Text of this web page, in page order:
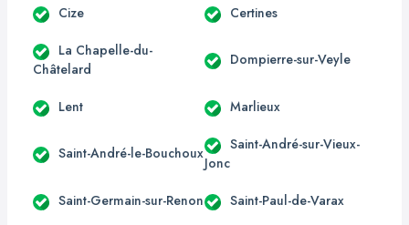
Cize Certines
La Chapelle-du-
Châtelard
Dompierre-sur-Veyle
Lent Marlieux
Saint-André-le-Bouchoux
Saint-André-sur-Vieux-
Jonc
Saint-Germain-sur-Renon Saint-Paul-de-Varax